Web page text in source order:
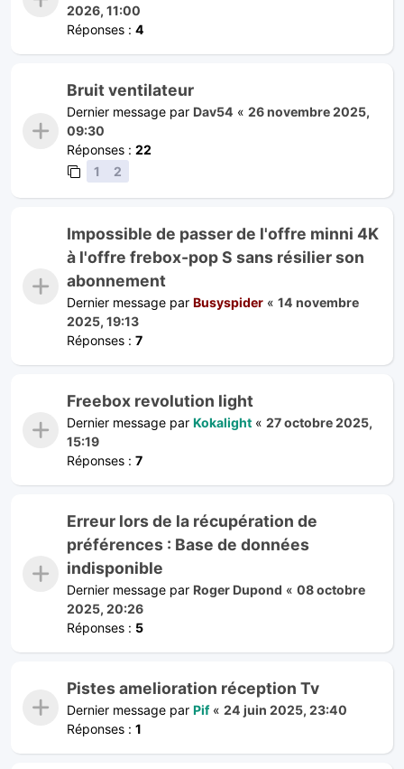
2026, 11:00
Réponses : 4
Bruit ventilateur
Dernier message par Dav54 « 26 novembre 2025,
09:30
Réponses : 22
1
2
Impossible de passer de l'offre minni 4K
à l'offre frebox-pop S sans résilier son
abonnement
Dernier message par Busyspider « 14 novembre
2025, 19:13
Réponses : 7
Freebox revolution light
Dernier message par Kokalight « 27 octobre 2025,
15:19
Réponses : 7
Erreur lors de la récupération de
préférences : Base de données
indisponible
Dernier message par Roger Dupond « 08 octobre
2025, 20:26
Réponses : 5
Pistes amelioration réception Tv
Dernier message par Pif« 24 juin 2025, 23:40
Réponses : 1